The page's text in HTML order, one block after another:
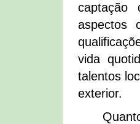
captação
aspectos
vida
talentos
exterior.